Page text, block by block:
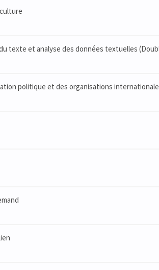
texte et analyse des données textuelles
politique et des organisations